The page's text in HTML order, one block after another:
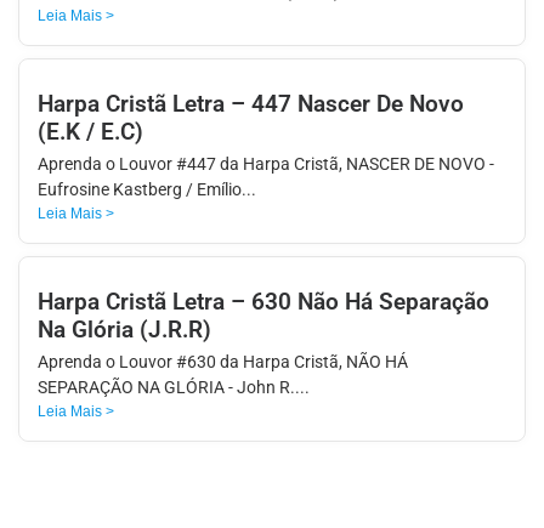
Leia Mais >
Harpa Cristã Letra – 447 Nascer De Novo
(E.K / E.C)
Aprenda o Louvor #447 da Harpa Cristã, NASCER DE NOVO -
Eufrosine Kastberg / Emílio...
Leia Mais >
Harpa Cristã Letra – 630 Não Há Separação
Na Glória (J.R.R)
Aprenda o Louvor #630 da Harpa Cristã, NÃO HÁ
SEPARAÇÃO NA GLÓRIA - John R....
Leia Mais >